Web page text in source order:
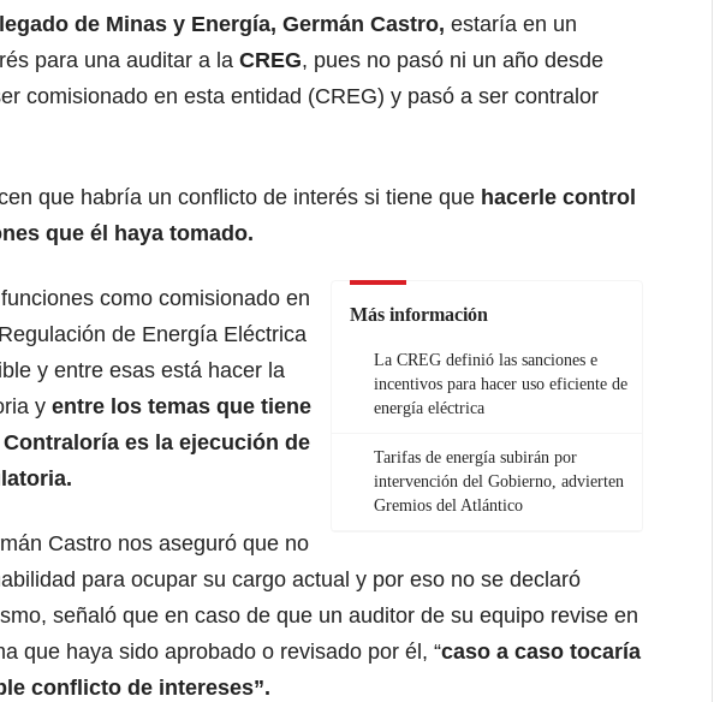
de Minas y Energía, Germán Castro, estaría en un
para una auditar a la CREG, pues no pasó ni un año desde
comisionado en esta entidad (CREG) y pasó a ser contralor
que habría un conflicto de interés si tiene que hacerle control
que él haya tomado.
Más información
La CREG definió las sanciones e
incentivos para hacer uso eficiente de
energía eléctrica
Tarifas de energía subirán por
intervención del Gobierno, advierten
Gremios del Atlántico
como comisionado en
de Energía Eléctrica
y entre esas está hacer la
y entre los temas que tiene
es la ejecución de
Castro nos aseguró que no
para ocupar su cargo actual y por eso no se declaró
señaló que en caso de que un auditor de su equipo revise en
que haya sido aprobado o revisado por él, “caso a caso tocaría
conflicto de intereses”.